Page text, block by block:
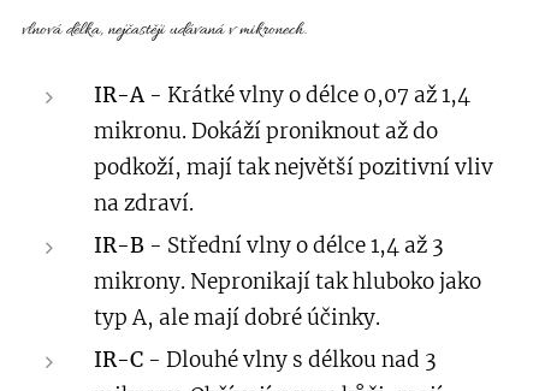
vlnová délka, nejčastěji udávaná v mikronech.
IR-A - Krátké vlny o délce 0,07 až 1,4
mikronu. Dokáží proniknout až do
podkoží, mají tak největší pozitivní vliv
na zdraví.
IR-B - Střední vlny o délce 1,4 až 3
mikrony. Nepronikají tak hluboko jako
typ A, ale mají dobré účinky.
IR-C - Dlouhé vlny s délkou nad 3